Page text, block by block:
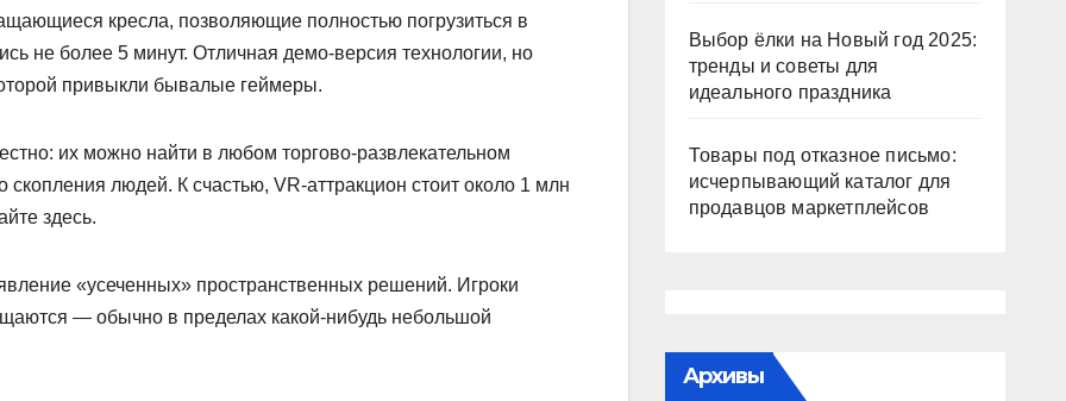
кресла, позволяющие полностью погрузиться в
не более 5 минут. Отличная демо-версия технологии, но
привыкли бывалые геймеры.
их можно найти в любом торгово-развлекательном
людей. К счастью, VR-аттракцион стоит около 1 млн
здесь.
«усеченных» пространственных решений. Игроки
— обычно в пределах какой-нибудь небольшой
Выбор ёлки на Новый год 2025:
тренды и советы для
идеального праздника
Товары под отказное письмо:
исчерпывающий каталог для
продавцов маркетплейсов
Архивы